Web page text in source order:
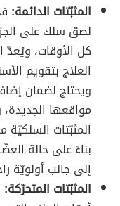
المثبّتات الدائمة:
لصق سلك على
كل الأوقات، ويُعدّ
العلاج بتقويم
ويحتاج لضمان
مواقعها
المثبّتات
بناءً على حالة
إلى جانب أولويّة
المثبّتات المتحرّكة: